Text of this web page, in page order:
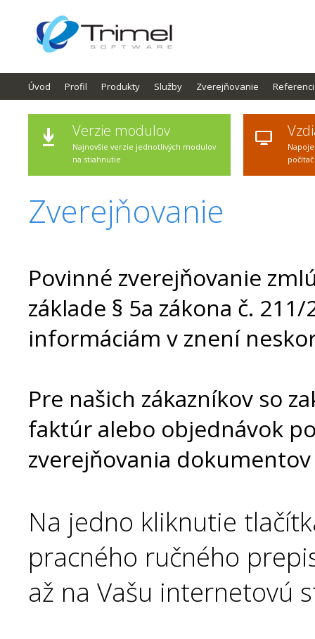
Úvod Profil Produkty Služby Zverejňovanie
Verzie modulov
Najnovšie verzie jednotlivých modulov
na stiahnutie
Zverejňovanie
Povinné zverejňovanie
základe § 5a zákona č.
informáciám v znení
Pre našich zákazníkov so
faktúr alebo objednávok
zverejňovania
Na jedno kliknutie
pracného ručného
až na Vašu internetovú